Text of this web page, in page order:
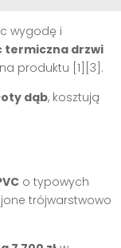
wygodę i
termiczna drzwi
produktu [1][3] .
dąb, kosztują
o typowych
trójwarstwowo